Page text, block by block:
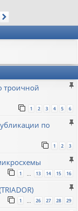
троичной
1 2 3 4 5 6
по
1 2 3
1 13 14 15 16
1 26 27 28 29